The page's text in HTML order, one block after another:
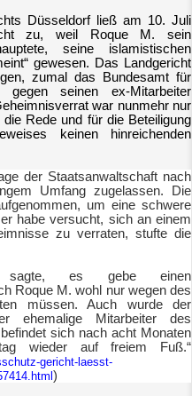
Düsseldorf ließ am 10. Juli
zu, weil Roque M. sein
seine islamistischen
gewesen. Das Landgericht
zumal das Bundesamt für
gegen seinen ex-Mitarbeiter
war nunmehr nur
Rede und für die Beteiligung
keinen hinreichenden
der Staatsanwaltschaft nach
Umfang zugelassen. Die
um eine schwere
habe versucht, sich an einem
zu verraten, stufte die
sagte, es gebe einen
Roque M. wohl nur wegen des
müssen. Auch wurde der
ehemalige Mitarbeiter des
sich nach acht Monaten
wieder auf freiem Fuß.“
gericht-laesst-
)